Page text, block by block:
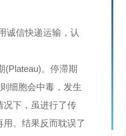
诚信快递运输，认
(Plateau)。停滞期
细胞会中毒，发生
况下，虽进行了传
。结果反而耽误了